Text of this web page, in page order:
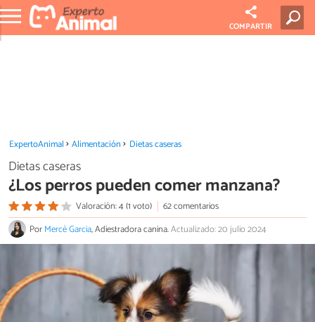
COMPARTIR
ExpertoAnimal Alimentación Dietas caseras
Dietas caseras
¿Los perros pueden comer manzana?
Valoración: 4 (1 voto)
62 comentarios
PorMercè Garcia, Adiestradora canina.Actualizado: 20 julio 2024